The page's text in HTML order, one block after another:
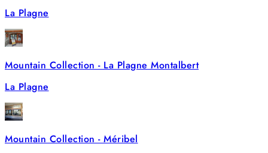
La Plagne
Mountain Collection - La Plagne Montalbert
La Plagne
Mountain Collection - Méribel